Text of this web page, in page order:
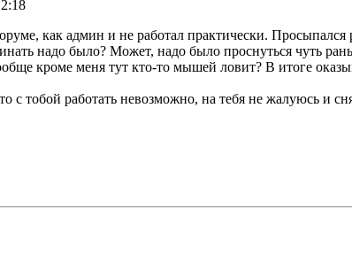
как админ и не работал практически.
надо было? Может, надо было проснуться чуть
кроме меня тут кто-то мышей ловит? В итоге
с тобой работать невозможно, на тебя не жалуюсь и